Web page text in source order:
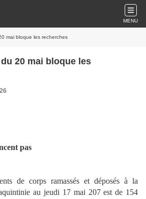
MENU
mai bloque les recherches
20 mai bloque les
pas
de corps ramassés et déposés à la
au jeudi 17 mai 207 est de 154